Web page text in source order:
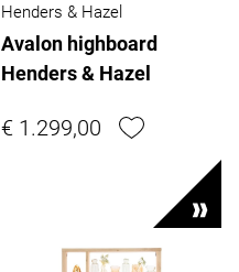
Henders & Hazel
Avalon highboard
Henders & Hazel
€ 1.299,00